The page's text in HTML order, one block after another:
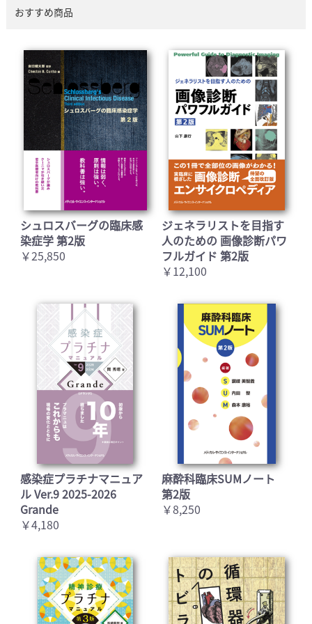
おすすめ商品
シュロスバーグの臨床感
染症学 第2版
￥25,850
ジェネラリストを目指す
人のための 画像診断パワ
フルガイド 第2版
￥12,100
感染症プラチナマニュア
ル Ver.9 2025-2026
Grande
￥4,180
麻酔科臨床SUMノート
第2版
￥8,250